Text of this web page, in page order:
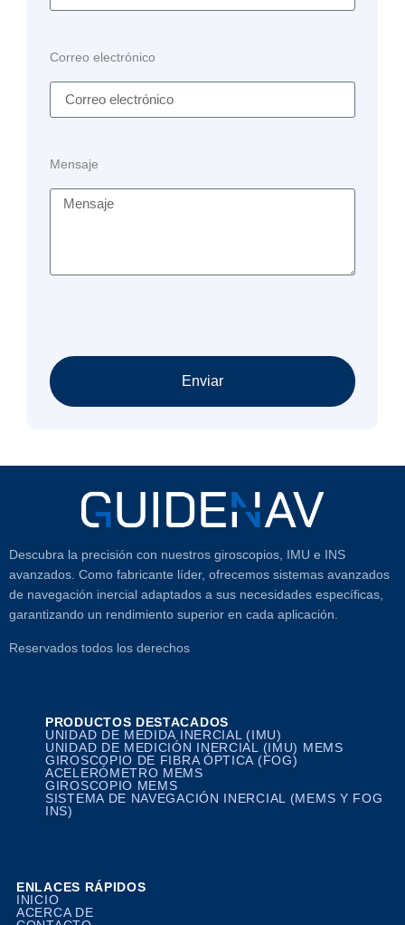
Correo electrónico
Mensaje
Enviar
Descubra la precisión con nuestros giroscopios, IMU e INS
avanzados. Como fabricante líder, ofrecemos sistemas avanzados
de navegación inercial adaptados a sus necesidades específicas,
garantizando un rendimiento superior en cada aplicación.
Reservados todos los derechos
PRODUCTOS DESTACADOS
UNIDAD DE MEDIDA INERCIAL (IMU)
UNIDAD DE MEDICIÓN INERCIAL (IMU) MEMS
GIROSCOPIO DE FIBRA ÓPTICA (FOG)
ACELERÓMETRO MEMS
GIROSCOPIO MEMS
SISTEMA DE NAVEGACIÓN INERCIAL (MEMS Y FOG
INS)
ENLACES RÁPIDOS
INICIO
ACERCA DE